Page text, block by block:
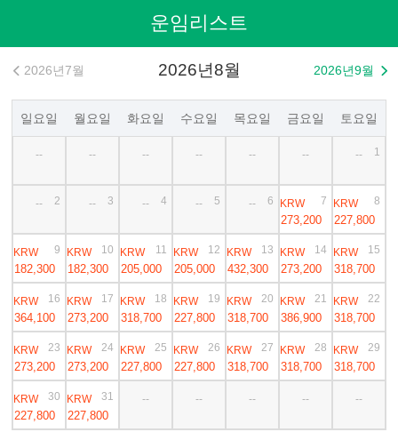
운임리스트
2026년8월
 2026년7월 2026년9월 
일요일 월요일 화요일 수요일 목요일 금요일 토요일
-- -- -- -- -- -- -- 1
-- 2 -- 3 -- 4 -- 5 -- 6 KRW
273,200
7 KRW
227,800
8
KRW
182,300
9 KRW
182,300
10 KRW
205,000
11 KRW
205,000
12 KRW
432,300
13 KRW
273,200
14 KRW
318,700
15
KRW
364,100
16 KRW
273,200
17 KRW
318,700
18 KRW
227,800
19 KRW
318,700
20 KRW
386,900
21 KRW
318,700
22
KRW
273,200
23 KRW
273,200
24 KRW
227,800
25 KRW
227,800
26 KRW
318,700
27 KRW
318,700
28 KRW
318,700
29
KRW
227,800
30 KRW
227,800
31 -- -- -- -- --